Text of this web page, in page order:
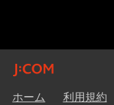
ホーム 利用規約